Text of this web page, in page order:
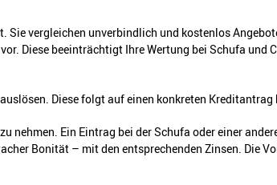
vergleichen unverbindlich und kostenlos
Diese beeinträchtigt Ihre Wertung bei Schufa und
Diese folgt auf einen konkreten Kreditantrag
nehmen. Ein Eintrag bei der Schufa oder einer
Bonität – mit den entsprechenden Zinsen. Die